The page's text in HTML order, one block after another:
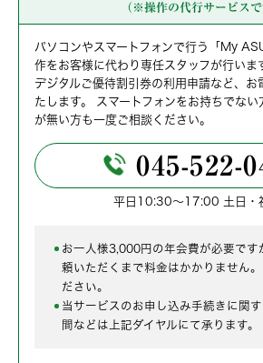
（※操作の代行サービスで
パソコンやスマートフォンで行う「My
作をお客様に代わり専任スタッフが行いま
デジタルご優待割引券の利用申請など、お
たします。
スマートフォンをお持ちでない
が無い方も一度ご相談ください。
045-522-
平日10:30～17:00 土日・
お一人様3,000円の年会費が必要です
頼いただくまで料金はかかりません
ださい。
当サービスのお申し込み手続きに関
間などは上記ダイヤルにて承ります。